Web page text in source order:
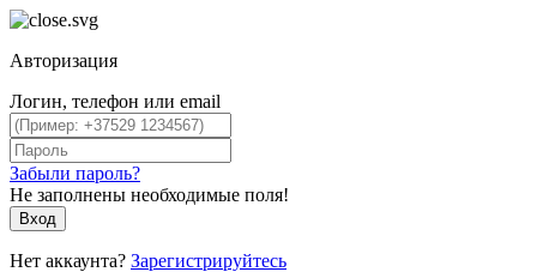
Авторизация
Логин, телефон или email
Забыли пароль?
Не заполнены необходимые поля!
Вход
Нет аккаунта? Зарегистрируйтесь